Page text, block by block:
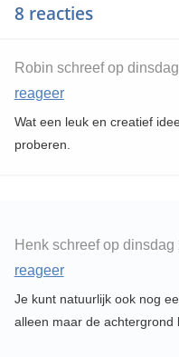
8 reacties
Robin schreef op
reageer
Wat een leuk en creatief
proberen.
Henk schreef op
reageer
Je kunt natuurlijk ook nog
alleen maar de achtergrond